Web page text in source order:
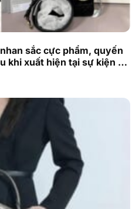
sắc cực phẩm, quyến
khi xuất hiện tại sự kiện ở